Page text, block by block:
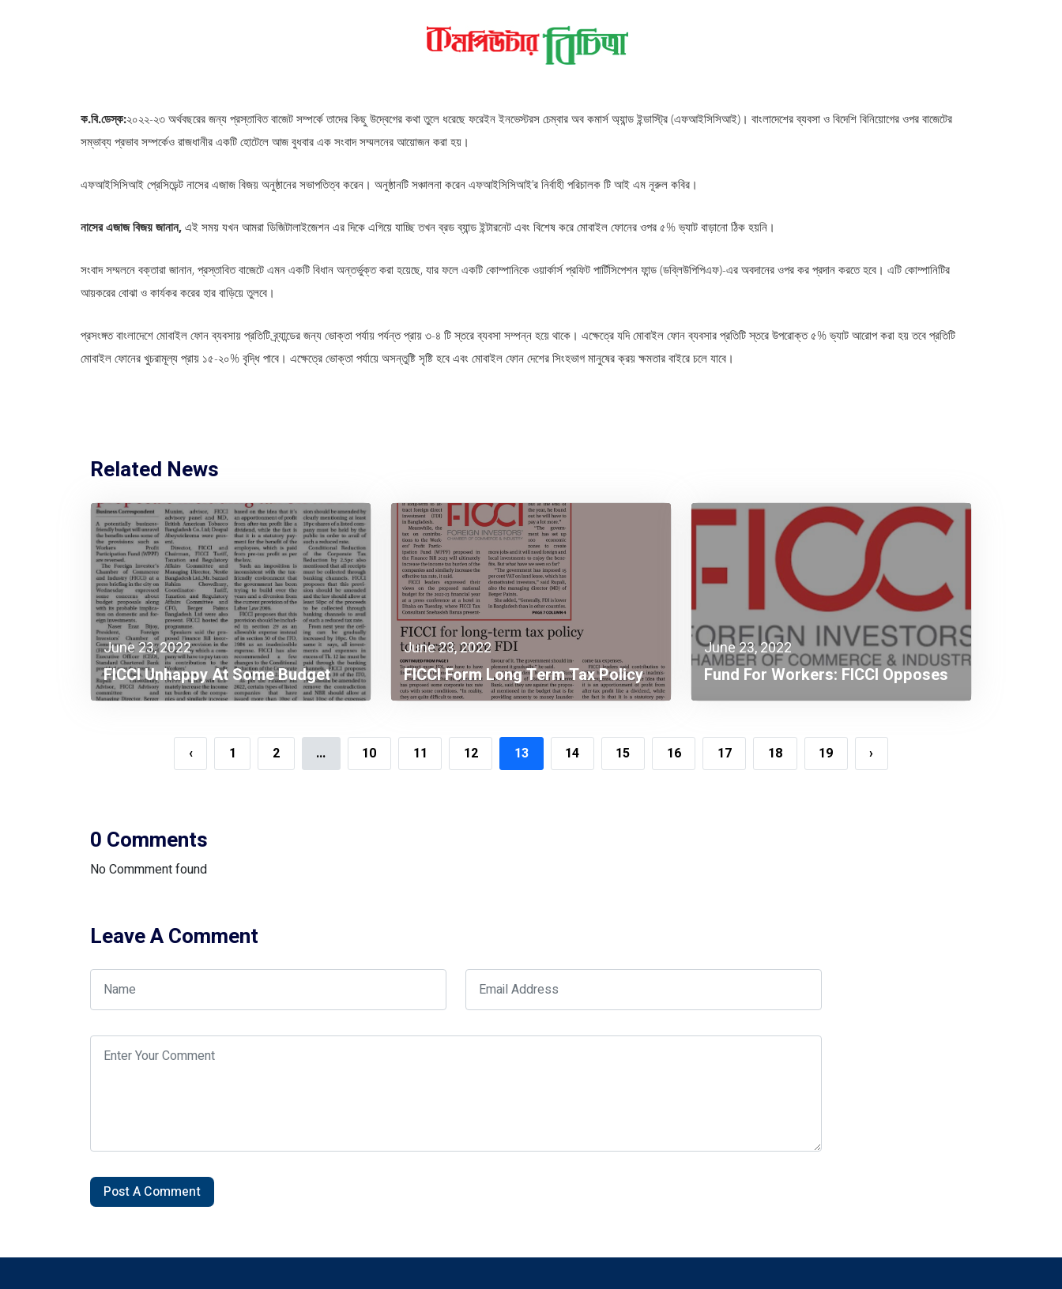
ক.বি.ডেস্ক:২০২২-২৩ অর্থবছরের জন্য প্রস্তাবিত বাজেট সম্পর্কে তাদের কিছু উদ্বেগের কথা তুলে ধরেছে ফরেইন ইনভেস্টরস চেম্বার অব কমার্স অ্যান্ড ইন্ডাস্ট্রি (এফআইসিসিআই)। বাংলাদেশের ব্যবসা ও বিদেশি বিনিয়োগের ওপর বাজেটের
সম্ভাব্য প্রভাব সম্পর্কেও রাজধানীর একটি হোটেলে আজ বুধবার এক সংবাদ সম্মলনের আয়োজন করা হয়।
এফআইসিসিআই প্রেসিডেন্ট নাসের এজাজ বিজয় অনুষ্ঠানের সভাপতিত্ব করেন। অনুষ্ঠানটি সঞ্চালনা করেন এফআইসিসিআই’র নির্বাহী পরিচালক টি আই এম নূরুল কবির।
নাসের এজাজ বিজয় জানান, এই সময় যখন আমরা ডিজিটালাইজেশন এর দিকে এগিয়ে যাচ্ছি তখন ব্রড ব্যান্ড ইন্টারনেট এবং বিশেষ করে মোবাইল ফোনের ওপর ৫% ভ্যাট বাড়ানো ঠিক হয়নি।
সংবাদ সম্মলনে বক্তারা জানান, প্রস্তাবিত বাজেটে এমন একটি বিধান অন্তর্ভুক্ত করা হয়েছে, যার ফলে একটি কোম্পানিকে ওয়ার্কার্স প্রফিট পার্টিসিপেশন ফান্ড (ডব্লিউপিপিএফ)-এর অবদানের ওপর কর প্রদান করতে হবে। এটি কোম্পানিটির
আয়করের বোঝা ও কার্যকর করের হার বাড়িয়ে তুলবে।
প্রসংঙ্গত বাংলাদেশে মোবাইল ফোন ব্যবসায় প্রতিটি ব্র্যান্ডের জন্য ভোক্তা পর্যায় পর্যন্ত প্রায় ৩-৪ টি স্তরে ব্যবসা সম্পন্ন হয়ে থাকে। এক্ষেত্রে যদি মোবাইল ফোন ব্যবসার প্রতিটি স্তরে উপরোক্ত ৫% ভ্যাট আরোপ করা হয় তবে প্রতিটি
মোবাইল ফোনের খুচরামূল্য প্রায় ১৫-২০% বৃদ্ধি পাবে। এক্ষেত্রে ভোক্তা পর্যায়ে অসন্তুষ্টি সৃষ্টি হবে এবং মোবাইল ফোন দেশের সিংহভাগ মানুষের ক্রয় ক্ষমতার বাইরে চলে যাবে।
Related News
June 23, 2022
FICCI Unhappy At Some Budget
Proposals Including Tax On WPPF
June 23, 2022
FICCI Form Long Term Tax Policy
To Attach More FDI
June 23, 2022
Fund For Workers: FICCI Opposes
Tax On Contribution
‹ 1 2 ... 10 11 12 13 14 15 16 17 18 19 ›
0 Comments
No Commment found
Leave A Comment
Post A Comment